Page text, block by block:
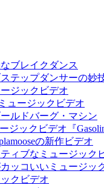
ブレイクダンス
テップダンサーの妙
ジックビデオ
ュージックビデオ
ルドバーグ・マシン
ックビデオ『
の新作ビデオ
ィブなミュージック
ッコいいミュージッ
クビデオ